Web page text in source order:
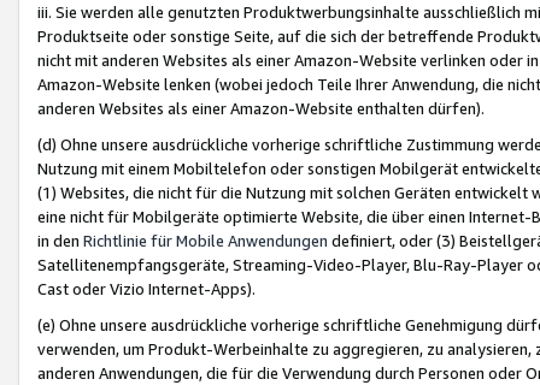
iii. Sie werden alle genutzten Produktwerbungsinhalte ausschließlich
Produktseite oder sonstige Seite, auf die sich der betreffende
nicht mit anderen Websites als einer Amazon-Website verlinken oder
Amazon-Website lenken (wobei jedoch Teile Ihrer Anwendung, die
anderen Websites als einer Amazon-Website enthalten dürfen).
(d) Ohne unsere ausdrückliche vorherige schriftliche Zustimmung
Nutzung mit einem Mobiltelefon oder sonstigen Mobilgerät
(1) Websites, die nicht für die Nutzung mit solchen Geräten
eine nicht für Mobilgeräte optimierte Website, die über einen
in den Richtlinie für Mobile Anwendungen definiert, oder (3)
Satellitenempfangsgeräte, Streaming-Video-Player, Blu-Ray-Player
Cast oder Vizio Internet-Apps).
(e) Ohne unsere ausdrückliche vorherige schriftliche Genehmigung
verwenden, um Produkt-Werbeinhalte zu aggregieren, zu
anderen Anwendungen, die für die Verwendung durch Personen